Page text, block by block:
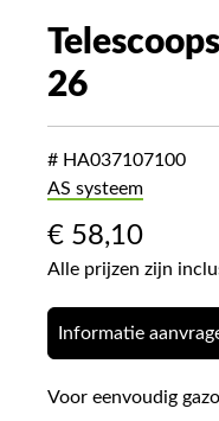
26
# HA037107100
AS systeem
€ 58,10
Alle prijzen zijn
Informatie
Voor eenvoudig